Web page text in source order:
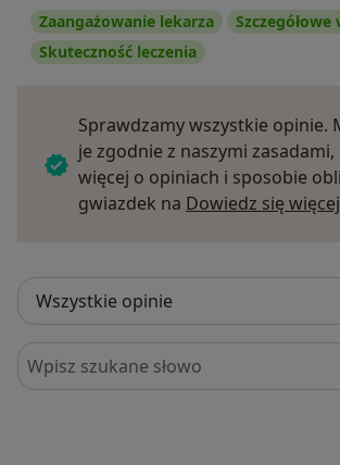
Zaangażowanie lekarza
Skuteczność leczenia
Sprawdzamy wszystkie opinie.
je zgodnie z naszymi
więcej o opiniach i sposobie
gwiazdek na Dowiedz się więcej
Szukaj w opiniach